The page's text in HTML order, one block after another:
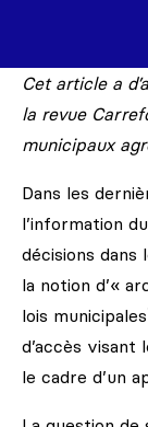
Cet article a
la revue
municipaux
Dans les
l’information
décisions
la notion d’«
lois municipales
d’accès visant
le cadre d’un